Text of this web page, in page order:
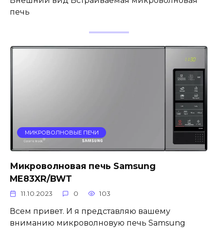
печь
МИКРОВОЛНОВЫЕ ПЕЧИ
Микроволновая печь Samsung
ME83XR/BWT
11.10.2023 0 103
Всем привет. И я представляю вашему
вниманию микроволновую печь Samsung